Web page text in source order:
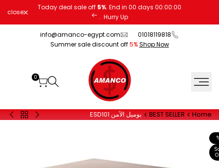
content
Today deal sale off 5%. End in 00 days 00:00:00
. Hurry Up
close
01018119818
info@amanco-egypt.com
Summer sale discount off5% Shop Now
0
Home
BEST SELLER بوميل الآمن ESD101
30
Back
20